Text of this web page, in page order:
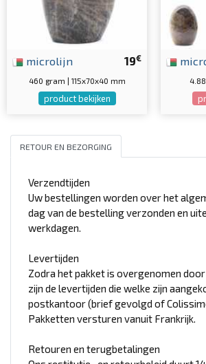
19€
microlijn
460 gram | 115x70x40 mm
product bekijken
RETOUR EN BEZORGING
Verzendtijden
Uw bestellingen worden over het
dag van de bestelling verzonden en
werkdagen.
Levertijden
Zodra het pakket is overgenomen
zijn de levertijden die welke zijn
postkantoor (brief gevolgd of
Pakketten versturen vanuit Frankrijk.
Retouren en terugbetalingen